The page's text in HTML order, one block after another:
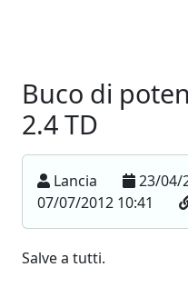
Buco di
2.4 TD
Lancia 23/04/
07/07/2012 10:41
Salve a tutti.